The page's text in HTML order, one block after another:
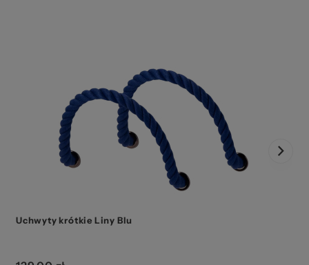
Uchwyty krótkie Liny Blu